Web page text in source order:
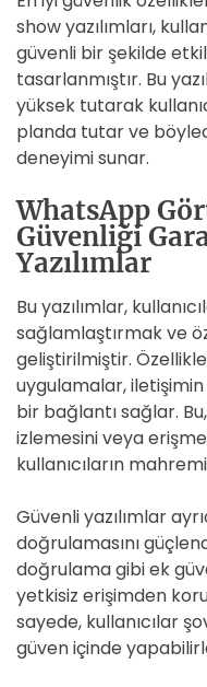
show yazılımları,
güvenli bir şekilde
tasarlanmıştır. Bu
yüksek tutarak
planda tutar ve
deneyimi sunar.
WhatsApp
Güvenliği
Yazılımlar
Bu yazılımlar,
sağlamlaştırmak ve
geliştirilmiştir.
uygulamalar,
bir bağlantı sağlar.
izlemesini veya
kullanıcıların
Güvenli yazılımlar
doğrulamasını
doğrulama gibi ek
yetkisiz erişimden
sayede, kullanıcılar
güven içinde